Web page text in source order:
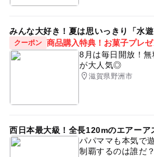
みんな大好き！夏は思いっきり「水
クーポン 商品購入特典！お菓子プレゼ
8月は毎日開放！
が大人気◎
滋賀県野洲市
西日本最大級！全長120mのエアーア
パパママも本気で
制覇するのは誰だ？